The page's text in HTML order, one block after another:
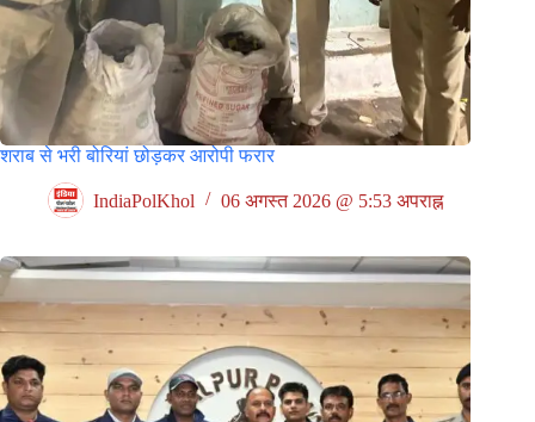
शराब से भरी बोरियां छोड़कर आरोपी फरार
IndiaPolKhol 06 अगस्त 2026 @ 5:53 अपराह्न